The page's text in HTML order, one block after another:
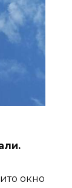
окно